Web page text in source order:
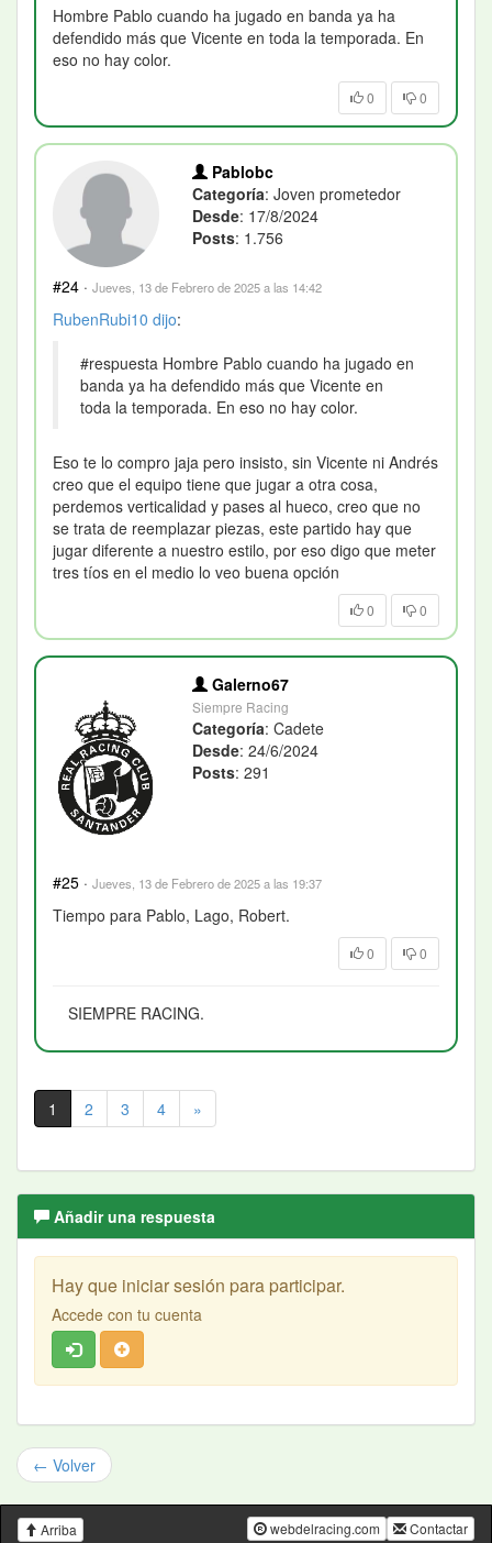
Hombre Pablo cuando ha jugado en banda ya ha
defendido más que Vicente en toda la temporada. En
eso no hay color.
0 0
Pablobc
Categoría: Joven prometedor
Desde: 17/8/2024
Posts: 1.756
#24 · Jueves, 13 de Febrero de 2025 a las 14:42
RubenRubi10 dijo:
#respuesta Hombre Pablo cuando ha jugado en
banda ya ha defendido más que Vicente en
toda la temporada. En eso no hay color.
Eso te lo compro jaja pero insisto, sin Vicente ni Andrés
creo que el equipo tiene que jugar a otra cosa,
perdemos verticalidad y pases al hueco, creo que no
se trata de reemplazar piezas, este partido hay que
jugar diferente a nuestro estilo, por eso digo que meter
tres tíos en el medio lo veo buena opción
0 0
Galerno67
Siempre Racing
Categoría: Cadete
Desde: 24/6/2024
Posts: 291
#25 · Jueves, 13 de Febrero de 2025 a las 19:37
Tiempo para Pablo, Lago, Robert.
0 0
SIEMPRE RACING.
1 2 3 4 »
Añadir una respuesta
Hay que iniciar sesión para participar.
Accede con tu cuenta
← Volver
Contactar
webdelracing.com
Arriba